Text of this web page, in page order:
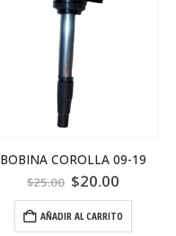
BOBINA COROLLA 09-19
$25.00 $20.00
AÑADIR AL CARRITO